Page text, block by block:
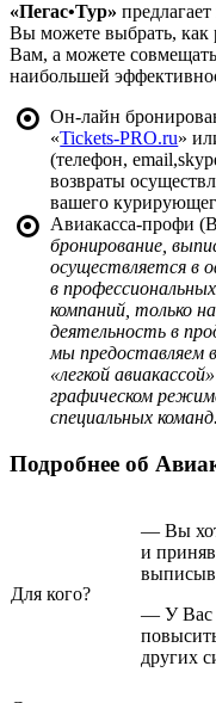
«Пегас•Тур»
Вы можете выбрать, как
Вам, а можете
наибольшей
Он-лайн
«Tickets-PRO.ru»
(телефон,
возвраты
вашего
Авиакасса-профи
бронирование,
осуществляется в
в
компаний, только
деятельность в
мы предоставляем
«легкой
графическом
специальных команд.
Подробнее об
Для кого?
— Вы
и
— У Вас
других